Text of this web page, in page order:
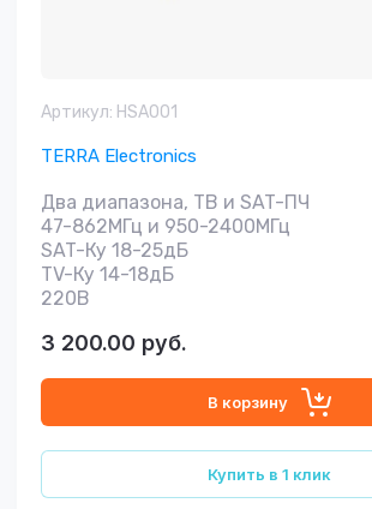
Артикул: HSA001
TERRA Electronics
Два диапазона, ТВ и SAT-ПЧ
47-862МГц и 950-2400МГц
SAT-Ку 18-25дБ
TV-Ку 14-18дБ
220В
3 200.00 руб.
В корзину
Купить в 1 клик